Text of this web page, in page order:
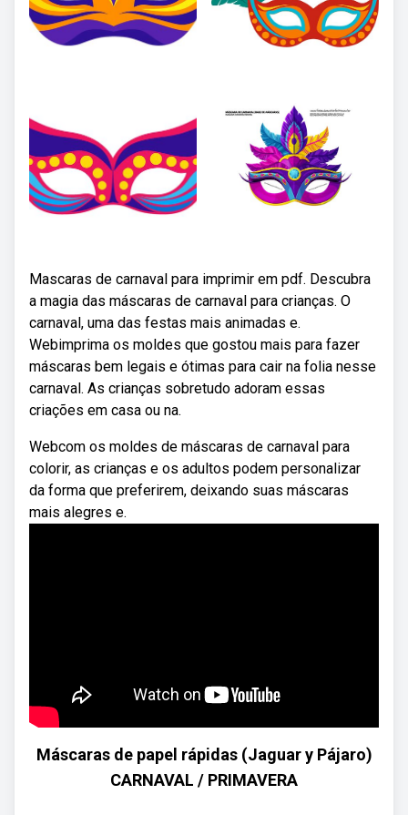
Mascaras de carnaval para imprimir em pdf. Descubra
a magia das máscaras de carnaval para crianças. O
carnaval, uma das festas mais animadas e.
Webimprima os moldes que gostou mais para fazer
máscaras bem legais e ótimas para cair na folia nesse
carnaval. As crianças sobretudo adoram essas
criações em casa ou na.
Webcom os moldes de máscaras de carnaval para
colorir, as crianças e os adultos podem personalizar
da forma que preferirem, deixando suas máscaras
mais alegres e.
Máscaras de papel rápidas (Jaguar y Pájaro)
CARNAVAL / PRIMAVERA